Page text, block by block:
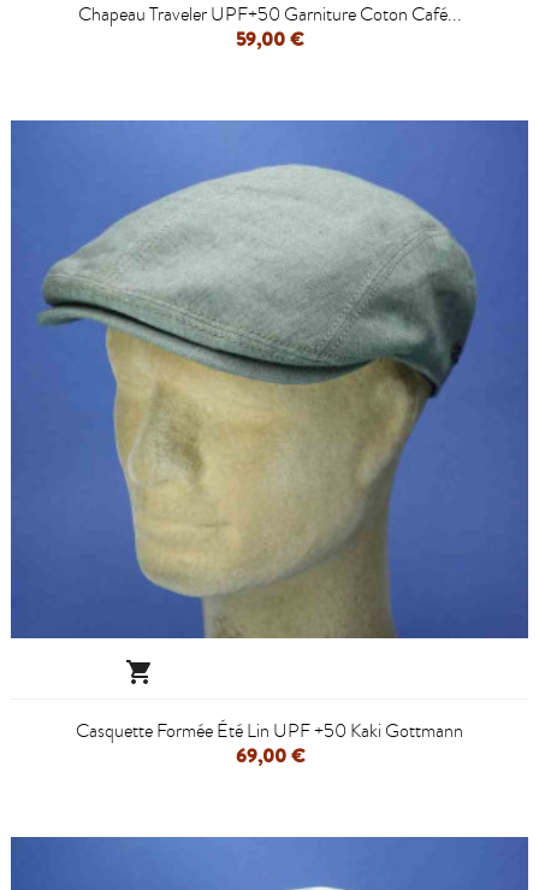
Chapeau Traveler UPF+50 Garniture Coton Café...
59,00 €

Casquette Formée Été Lin UPF +50 Kaki Gottmann
69,00 €